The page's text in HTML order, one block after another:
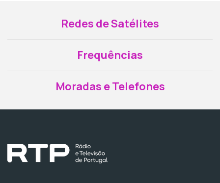
Redes de Satélites
Frequências
Moradas e Telefones